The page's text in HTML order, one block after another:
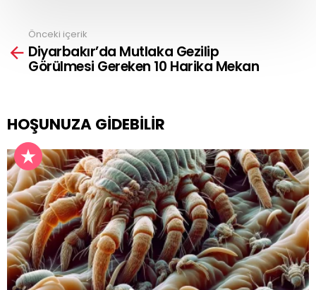
more
Önceki içerik
Diyarbakır’da Mutlaka Gezilip
Görülmesi Gereken 10 Harika Mekan
HOŞUNUZA GIDEBILIR